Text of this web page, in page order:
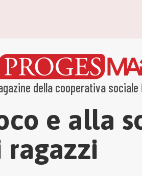
della cooperativa sociale
e alla
ragazzi